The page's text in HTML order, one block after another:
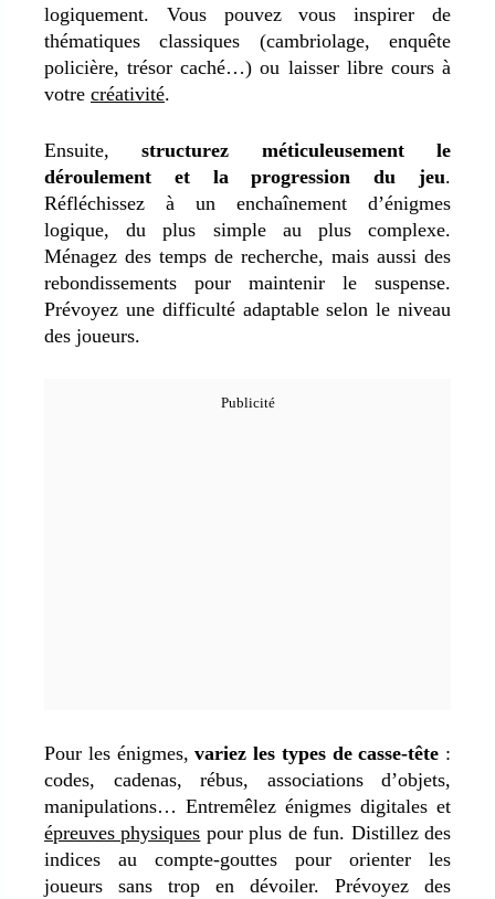
logiquement. Vous pouvez vous inspirer de
thématiques classiques (cambriolage, enquête
policière, trésor caché…) ou laisser libre cours à
votre créativité.
Ensuite,structurez méticuleusement le
déroulement et la progression du jeu.
Réfléchissez à un enchaînement d’énigmes
logique, du plus simple au plus complexe.
Ménagez des temps de recherche, mais aussi des
rebondissements pour maintenir le suspense.
Prévoyez une difficulté adaptable selon le niveau
des joueurs.
Pour les énigmes,variez les types de casse-tête :
codes, cadenas, rébus, associations d’objets,
manipulations… Entremêlez énigmes digitales et
épreuves physiques pour plus de fun. Distillez des
indices au compte-gouttes pour orienter les
joueurs sans trop en dévoiler. Prévoyez des